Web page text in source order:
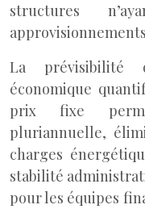
structures
La prévisibilité
économique
prix fixe
pluriannuelle,
charges
stabilité
pour les équipes